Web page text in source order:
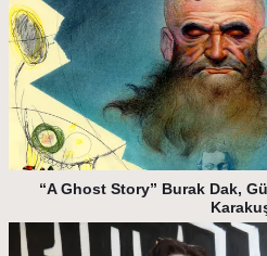
“A Ghost Story” Burak Dak,